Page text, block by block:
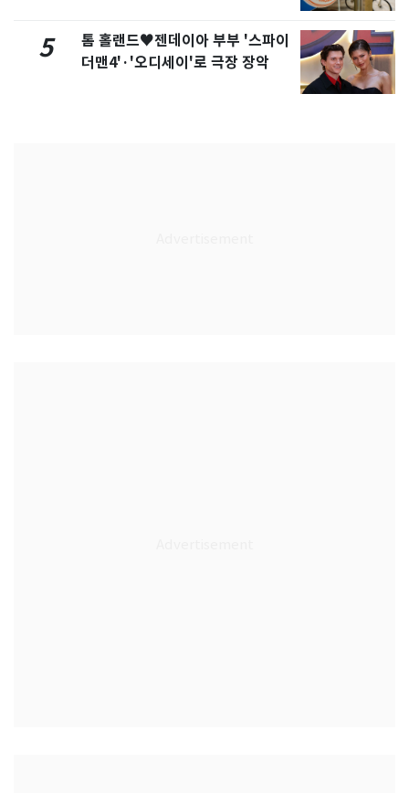
5
톰 홀랜드♥젠데이아 부부 '스파이
더맨4'·'오디세이'로 극장 장악